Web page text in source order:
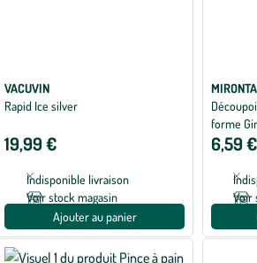
VACUVIN
Rapid Ice silver
19,99 €
Indisponible livraison
Voir stock magasin
Ajouter au panier
forme
6,59 €
Voir